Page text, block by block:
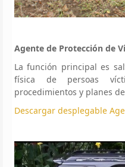
Agente de Protección de
La función principal es
física de persoas
procedimientos y planes
Descargar desplegable